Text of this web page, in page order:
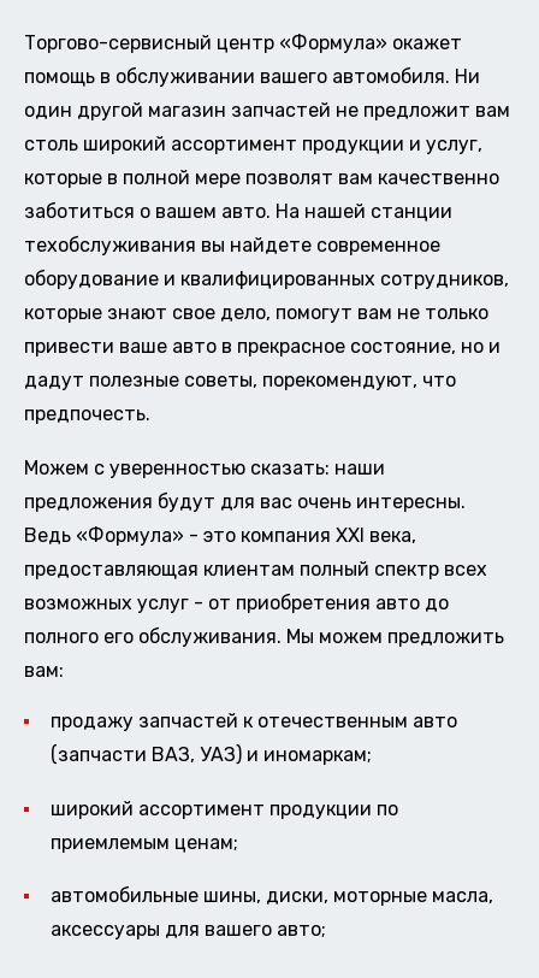
Торгово-сервисный центр «Формула» окажет
помощь в обслуживании вашего автомобиля. Ни
один другой магазин запчастей не предложит вам
столь широкий ассортимент продукции и услуг,
которые в полной мере позволят вам качественно
заботиться о вашем авто. На нашей станции
техобслуживания вы найдете современное
оборудование и квалифицированных сотрудников,
которые знают свое дело, помогут вам не только
привести ваше авто в прекрасное состояние, но и
дадут полезные советы, порекомендуют, что
предпочесть.
Можем с уверенностью сказать: наши
предложения будут для вас очень интересны.
Ведь «Формула» - это компания XXI века,
предоставляющая клиентам полный спектр всех
возможных услуг - от приобретения авто до
полного его обслуживания. Мы можем предложить
вам:
продажу запчастей к отечественным авто
(запчасти ВАЗ, УАЗ) и иномаркам;
широкий ассортимент продукции по
приемлемым ценам;
автомобильные шины, диски, моторные масла,
аксессуары для вашего авто;